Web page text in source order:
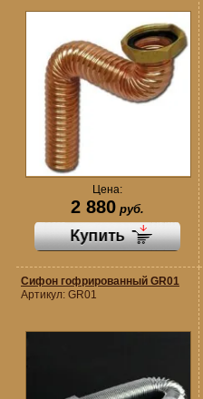
Цена:
2 880руб.
Сифон гофрированный GR01
Артикул: GR01